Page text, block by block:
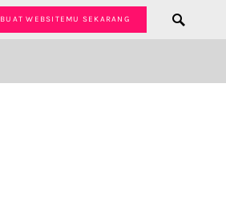
BUAT WEBSITEMU SEKARANG